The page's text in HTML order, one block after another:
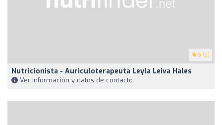
5 (2)
Nutricionista - Auriculoterapeuta Leyla Leiva Hales
Ver información y datos de contacto